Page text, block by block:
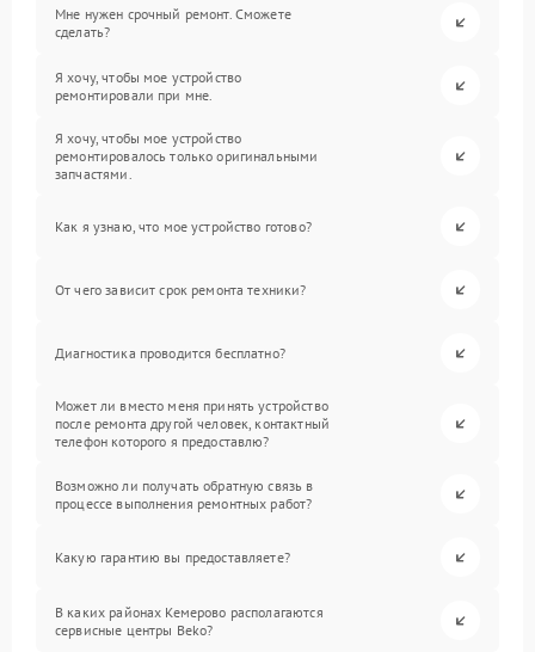
Мне нужен срочный ремонт. Сможете
сделать?
Я хочу, чтобы мое устройство
ремонтировали при мне.
Я хочу, чтобы мое устройство
ремонтировалось только оригинальными
запчастями.
Как я узнаю, что мое устройство готово?
От чего зависит срок ремонта техники?
Диагностика проводится бесплатно?
Может ли вместо меня принять устройство
после ремонта другой человек, контактный
телефон которого я предоставлю?
Возможно ли получать обратную связь в
процессе выполнения ремонтных работ?
Какую гарантию вы предоставляете?
В каких районах Кемерово располагаются
сервисные центры Beko?